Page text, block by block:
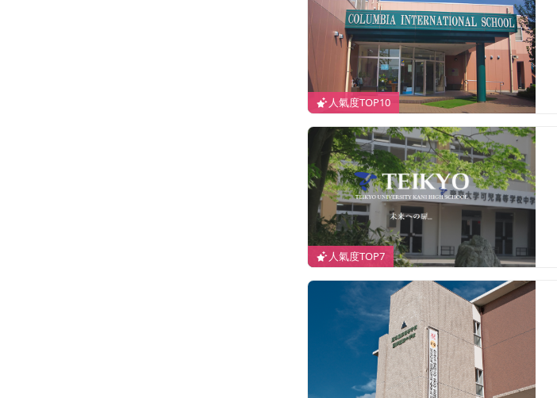
人氣度TOP10
人氣度TOP7